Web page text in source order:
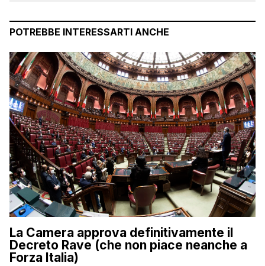
POTREBBE INTERESSARTI ANCHE
La Camera approva definitivamente il
Decreto Rave (che non piace neanche a
Forza Italia)